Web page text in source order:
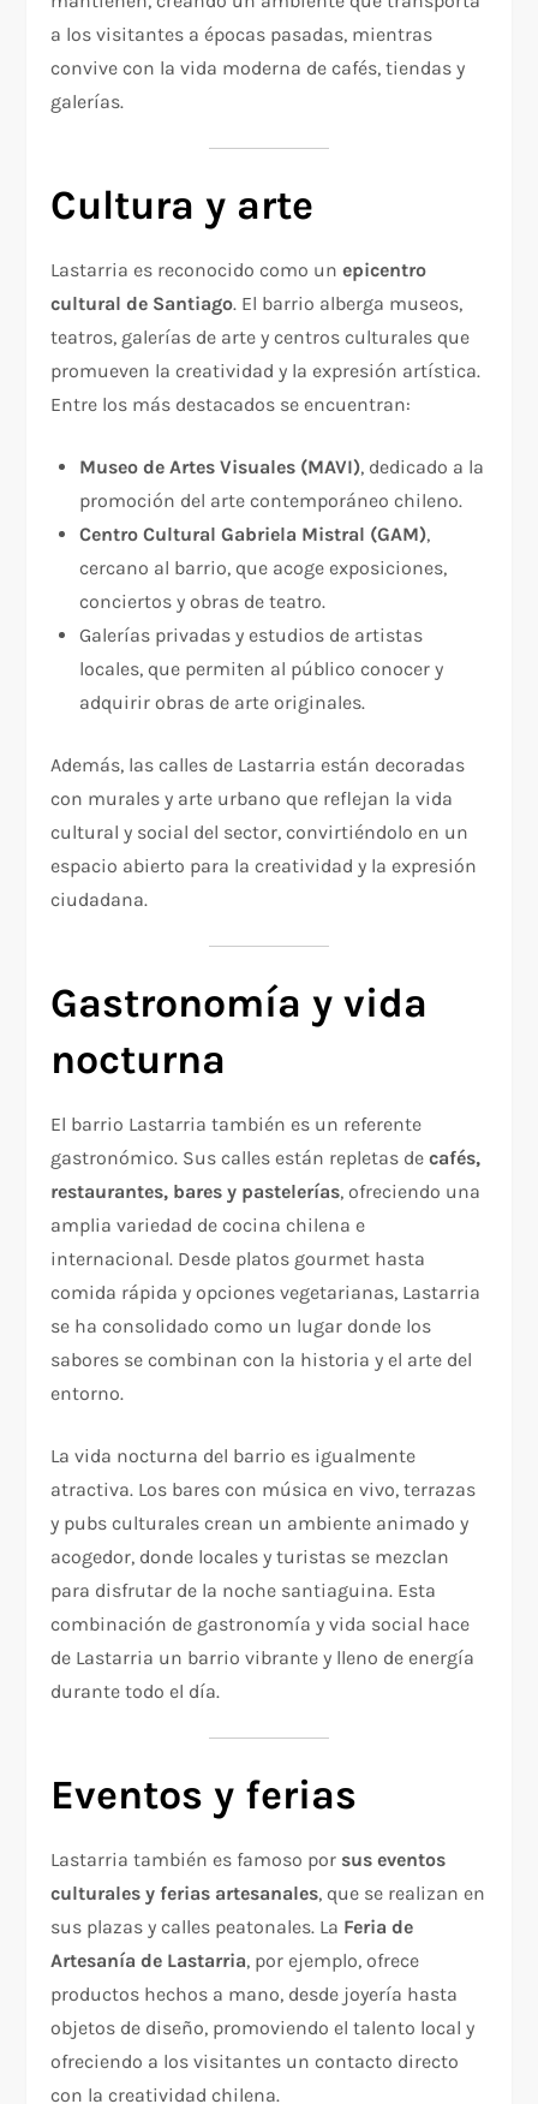
a los visitantes a épocas pasadas, mientras
convive con la vida moderna de cafés, tiendas y
galerías.
Cultura y arte
Lastarria es reconocido como unepicentro
cultural de Santiago. El barrio alberga museos,
teatros, galerías de arte y centros culturales que
promueven la creatividad y la expresión artística.
Entre los más destacados se encuentran:
Museo de Artes Visuales (MAVI), dedicado a la
promoción del arte contemporáneo chileno.
Centro Cultural Gabriela Mistral (GAM),
cercano al barrio, que acoge exposiciones,
conciertos y obras de teatro.
Galerías privadas y estudios de artistas
locales, que permiten al público conocer y
adquirir obras de arte originales.
Además, las calles de Lastarria están decoradas
con murales y arte urbano que reflejan la vida
cultural y social del sector, convirtiéndolo en un
espacio abierto para la creatividad y la expresión
ciudadana.
Gastronomía y vida
nocturna
El barrio Lastarria también es un referente
gastronómico. Sus calles están repletas decafés,
restaurantes, bares y pastelerías, ofreciendo una
amplia variedad de cocina chilena e
internacional. Desde platos gourmet hasta
comida rápida y opciones vegetarianas, Lastarria
se ha consolidado como un lugar donde los
sabores se combinan con la historia y el arte del
entorno.
La vida nocturna del barrio es igualmente
atractiva. Los bares con música en vivo, terrazas
y pubs culturales crean un ambiente animado y
acogedor, donde locales y turistas se mezclan
para disfrutar de la noche santiaguina. Esta
combinación de gastronomía y vida social hace
de Lastarria un barrio vibrante y lleno de energía
durante todo el día.
Eventos y ferias
Lastarria también es famoso por sus eventos
culturales y ferias artesanales, que se realizan en
sus plazas y calles peatonales. La Feria de
Artesanía de Lastarria, por ejemplo, ofrece
productos hechos a mano, desde joyería hasta
objetos de diseño, promoviendo el talento local y
ofreciendo a los visitantes un contacto directo
con la creatividad chilena.